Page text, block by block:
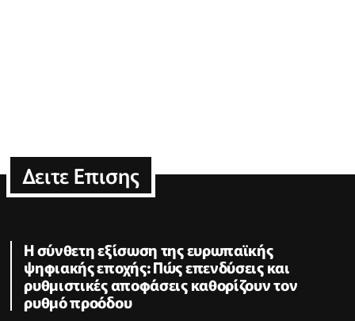
Δειτε Επισης
Η σύνθετη εξίσωση της ευρωπαϊκής
ψηφιακής εποχής: Πώς επενδύσεις και
ρυθμιστικές αποφάσεις καθορίζουν τον
ρυθμό προόδου